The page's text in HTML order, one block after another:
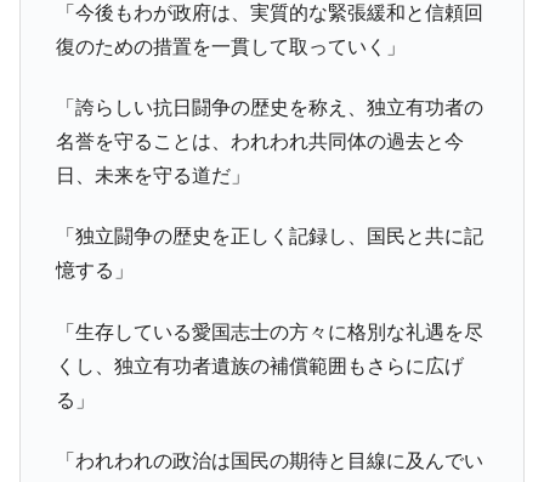
「今後もわが政府は、実質的な緊張緩和と信頼回
復のための措置を一貫して取っていく」
「誇らしい抗日闘争の歴史を称え、独立有功者の
名誉を守ることは、われわれ共同体の過去と今
日、未来を守る道だ」
「独立闘争の歴史を正しく記録し、国民と共に記
憶する」
「生存している愛国志士の方々に格別な礼遇を尽
くし、独立有功者遺族の補償範囲もさらに広げ
る」
「われわれの政治は国民の期待と目線に及んでい